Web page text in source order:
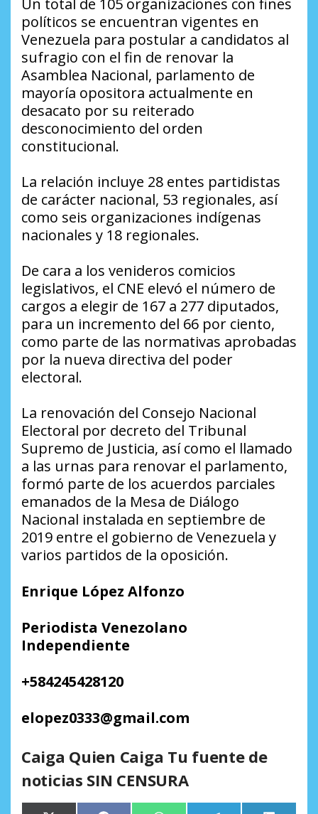
políticos se encuentran vigentes en
Venezuela para postular a candidatos al
sufragio con el fin de renovar la
Asamblea Nacional, parlamento de
mayoría opositora actualmente en
desacato por su reiterado
desconocimiento del orden
constitucional.
La relación incluye 28 entes partidistas
de carácter nacional, 53 regionales, así
como seis organizaciones indígenas
nacionales y 18 regionales.
De cara a los venideros comicios
legislativos, el CNE elevó el número de
cargos a elegir de 167 a 277 diputados,
para un incremento del 66 por ciento,
como parte de las normativas aprobadas
por la nueva directiva del poder
electoral.
La renovación del Consejo Nacional
Electoral por decreto del Tribunal
Supremo de Justicia, así como el llamado
a las urnas para renovar el parlamento,
formó parte de los acuerdos parciales
emanados de la Mesa de Diálogo
Nacional instalada en septiembre de
2019 entre el gobierno de Venezuela y
varios partidos de la oposición.
Enrique López Alfonzo
Periodista Venezolano
Independiente
+584245428120
elopez0333@gmail.com
Caiga Quien Caiga Tu fuente de
noticias SIN CENSURA